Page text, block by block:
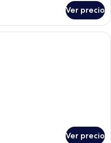
Ver precio
Habitación de hotel con dos camas,
Ver precio